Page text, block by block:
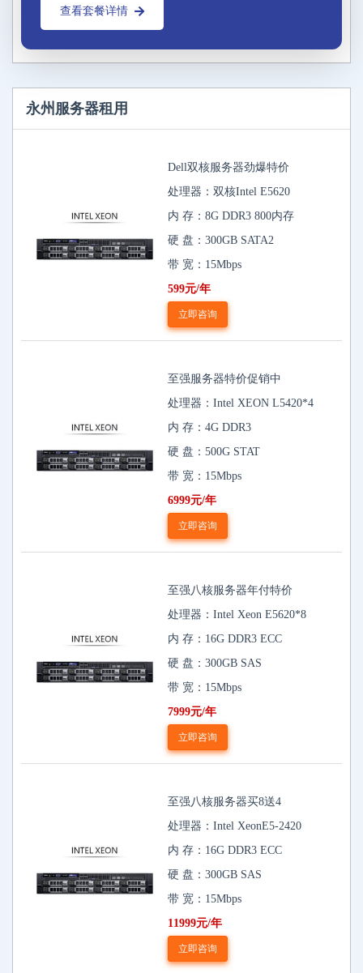
查看套餐详情
永州服务器租用
Dell双核服务器劲爆特价
处理器：双核Intel E5620
内 存：8G DDR3 800内存
硬 盘：300GB SATA2
带 宽：15Mbps
599元/年
立即咨询
至强服务器特价促销中
处理器：Intel XEON L5420*4
内 存：4G DDR3
硬 盘：500G STAT
带 宽：15Mbps
6999元/年
立即咨询
至强八核服务器年付特价
处理器：Intel Xeon E5620*8
内 存：16G DDR3 ECC
硬 盘：300GB SAS
带 宽：15Mbps
7999元/年
立即咨询
至强八核服务器买8送4
处理器：Intel XeonE5-2420
内 存：16G DDR3 ECC
硬 盘：300GB SAS
带 宽：15Mbps
11999元/年
立即咨询